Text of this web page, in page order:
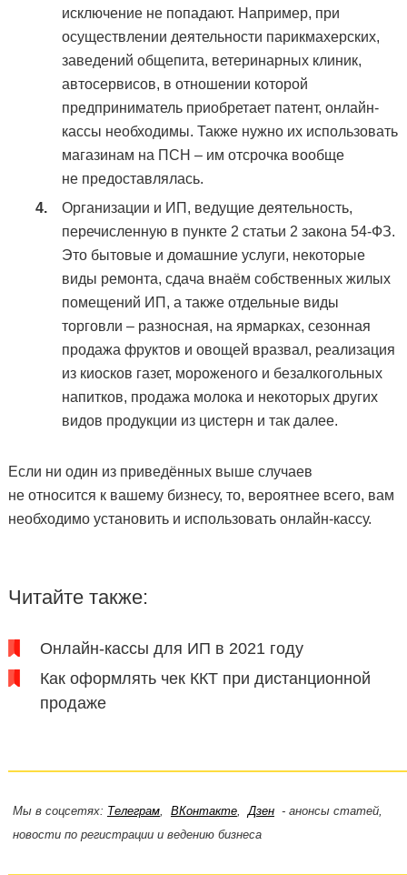
исключение не попадают. Например, при
осуществлении деятельности парикмахерских,
заведений общепита, ветеринарных клиник,
автосервисов, в отношении которой
предприниматель приобретает патент, онлайн-
кассы необходимы. Также нужно их использовать
магазинам на ПСН – им отсрочка вообще
не предоставлялась.
Организации и ИП, ведущие деятельность,
перечисленную в пункте 2 статьи 2 закона 54-ФЗ.
Это бытовые и домашние услуги, некоторые
виды ремонта, сдача внаём собственных жилых
помещений ИП, а также отдельные виды
торговли – разносная, на ярмарках, сезонная
продажа фруктов и овощей вразвал, реализация
из киосков газет, мороженого и безалкогольных
напитков, продажа молока и некоторых других
видов продукции из цистерн и так далее.
Если ни один из приведённых выше случаев
не относится к вашему бизнесу, то, вероятнее всего, вам
необходимо установить и использовать онлайн-кассу.
Читайте также:
Онлайн-кассы для ИП в 2021 году
Как оформлять чек ККТ при дистанционной
продаже
Мы в соцсетях: Телеграм, ВКонтакте,Дзен- анонсы статей,
новости по регистрации и ведению бизнеса